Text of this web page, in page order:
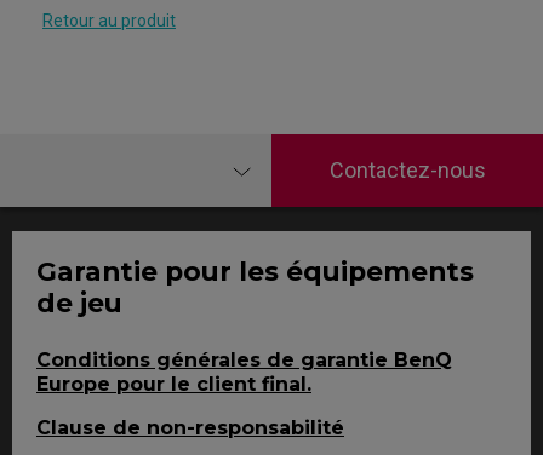
Retour au produit
Contactez-nous
Garantie pour les équipements
de jeu
Conditions générales de garantie BenQ
Europe pour le client final.
Clause de non-responsabilité